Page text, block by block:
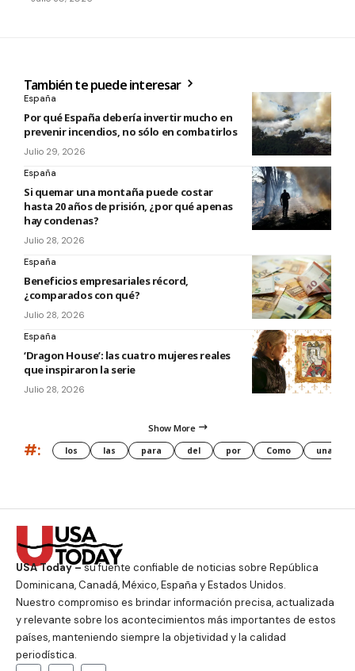
También te puede interesar
España
Por qué España debería invertir mucho en
prevenir incendios, no sólo en combatirlos
Julio 29, 2026
España
Si quemar una montaña puede costar
hasta 20 años de prisión, ¿por qué apenas
hay condenas?
Julio 28, 2026
España
Beneficios empresariales récord,
¿comparados con qué?
Julio 28, 2026
España
‘Dragon House’: las cuatro mujeres reales
que inspiraron la serie
Julio 28, 2026
Show More
#: los las para del por Como una
USA Today –su fuente confiable de noticias sobre República
Dominicana, Canadá, México, España y Estados Unidos.
Nuestro compromiso es brindar información precisa, actualizada
y relevante sobre los acontecimientos más importantes de estos
países, manteniendo siempre la objetividad y la calidad
periodística.